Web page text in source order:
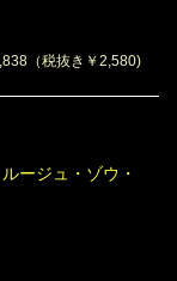
（税抜き￥2,580)
ージュ・ゾウ・